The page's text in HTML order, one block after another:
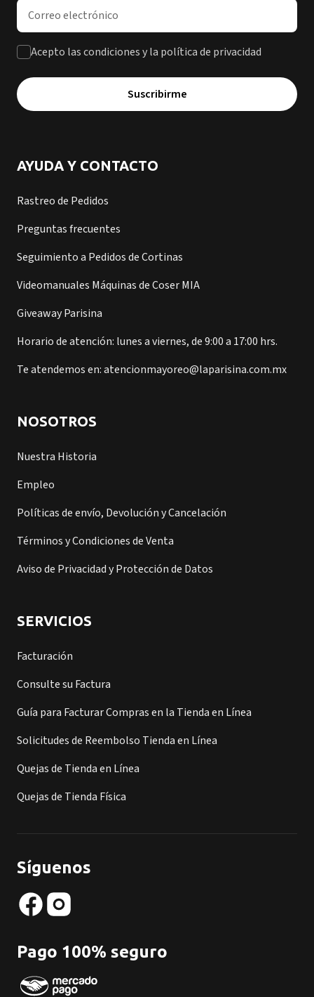
Dirección de correo electrónico
Acepto las condiciones y la política de privacidad
Suscribirme
AYUDA Y CONTACTO
Rastreo de Pedidos
Preguntas frecuentes
Seguimiento a Pedidos de Cortinas
Videomanuales Máquinas de Coser MIA
Giveaway Parisina
Horario de atención: lunes a viernes, de 9:00 a 17:00 hrs.
Te atendemos en: atencionmayoreo@laparisina.com.mx
NOSOTROS
Nuestra Historia
Empleo
Políticas de envío, Devolución y Cancelación
Términos y Condiciones de Venta
Aviso de Privacidad y Protección de Datos
SERVICIOS
Facturación
Consulte su Factura
Guía para Facturar Compras en la Tienda en Línea
Solicitudes de Reembolso Tienda en Línea
Quejas de Tienda en Línea
Quejas de Tienda Física
Síguenos
Pago 100% seguro